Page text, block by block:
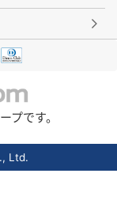
プです。
Ltd.